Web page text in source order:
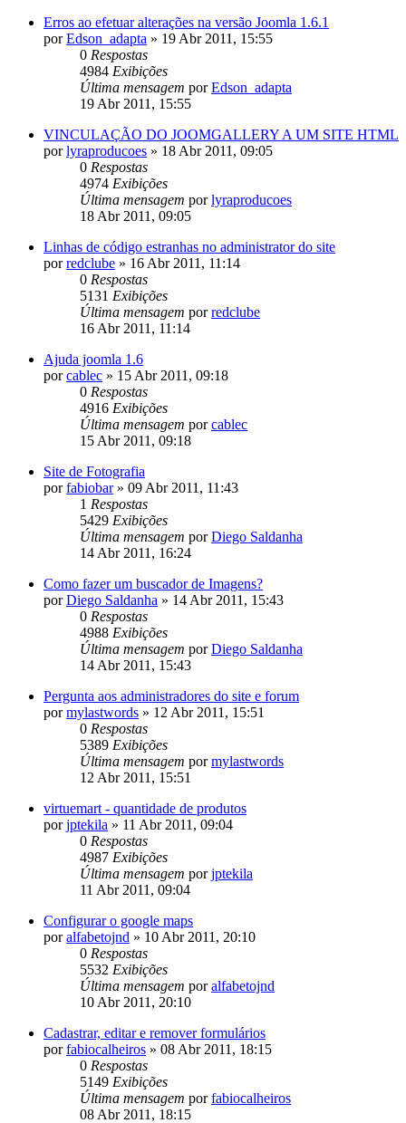
Erros ao efetuar alterações na versão Joomla 1.6.1
porEdson_adapta » 19 Abr 2011, 15:55
0 Respostas
4984 Exibições
Última mensagem porEdson_adapta
19 Abr 2011, 15:55
VINCULAÇÃO DO JOOMGALLERY A UM SITE HTML
porlyraproducoes » 18 Abr 2011, 09:05
0 Respostas
4974 Exibições
Última mensagem porlyraproducoes
18 Abr 2011, 09:05
Linhas de código estranhas no administrator do site
porredclube » 16 Abr 2011, 11:14
0 Respostas
5131 Exibições
Última mensagem porredclube
16 Abr 2011, 11:14
Ajuda joomla 1.6
porcablec » 15 Abr 2011, 09:18
0 Respostas
4916 Exibições
Última mensagem porcablec
15 Abr 2011, 09:18
Site de Fotografia
porfabiobar» 09 Abr 2011, 11:43
1 Respostas
5429 Exibições
Última mensagem porDiego Saldanha
14 Abr 2011, 16:24
Como fazer um buscador de Imagens?
porDiego Saldanha » 14 Abr 2011, 15:43
0 Respostas
4988 Exibições
Última mensagem porDiego Saldanha
14 Abr 2011, 15:43
Pergunta aos administradores do site e forum
pormylastwords » 12 Abr 2011, 15:51
0 Respostas
5389 Exibições
Última mensagem pormylastwords
12 Abr 2011, 15:51
virtuemart - quantidade de produtos
porjptekila » 11 Abr 2011, 09:04
0 Respostas
4987 Exibições
Última mensagem porjptekila
11 Abr 2011, 09:04
Configurar o google maps
poralfabetojnd » 10 Abr 2011, 20:10
0 Respostas
5532 Exibições
Última mensagem poralfabetojnd
10 Abr 2011, 20:10
Cadastrar, editar e remover formulários
porfabiocalheiros » 08 Abr 2011, 18:15
0 Respostas
5149 Exibições
Última mensagem porfabiocalheiros
08 Abr 2011, 18:15